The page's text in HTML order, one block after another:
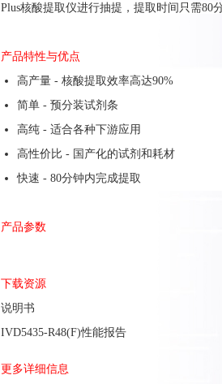
Plus核酸提取仪进行抽提，提取时间只需80
产品特性与优点
高产量 - 核酸提取效率高达90%
简单 - 预分装试剂条
高纯 - 适合各种下游应用
高性价比 - 国产化的试剂和耗材
快速 - 80分钟内完成提取
产品参数
下载资源
说明书
IVD5435-R48(F)性能报告
更多详细信息